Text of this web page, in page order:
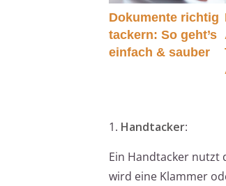
Dokumente richtig
tackern: So geht’s
einfach & sauber
1. Handtacker:
Ein Handtacker nutzt
wird eine Klammer